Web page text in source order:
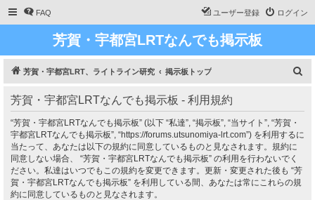
FAQ ログイン
ユーザー登録
芳賀・宇都宮LRTなんでも掲示板
芳賀・宇都宮LRT、ライトライン研究 掲示板トップ
芳賀・宇都宮LRTなんでも掲示板 - 利用規約
“芳賀・宇都宮LRTなんでも掲示板” (以下 “私達”, “掲示板”, “当サイト”, “芳賀・
宇都宮LRTなんでも掲示板”, “https://forums.utsunomiya-lrt.com”) を利用するに
当たって、あなたは以下の規約に同意しているものと見なされます。規約に
同意しない場合、 “芳賀・宇都宮LRTなんでも掲示板” の利用を行わないでく
ださい。私達はいつでもこの規約を変更できます。更新・変更された後も “芳
賀・宇都宮LRTなんでも掲示板” を利用している間、あなたは常にこれらの規
約に同意しているものと見なされます。